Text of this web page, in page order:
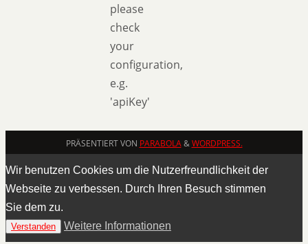
please
check
your
configuration,
e.g.
'apiKey'
PRÄSENTIERT VON PARABOLA&WORDPRESS.
Wir benutzen Cookies um die Nutzerfreundlichkeit der
Webseite zu verbessen. Durch Ihren Besuch stimmen
Sie dem zu.
Verstanden Weitere Informationen